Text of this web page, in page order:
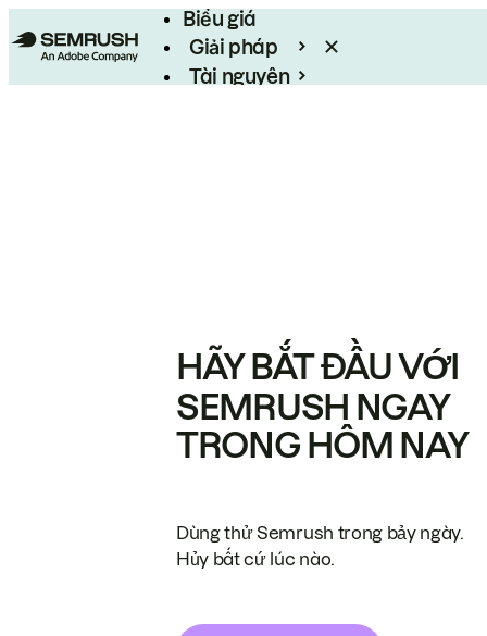
Biểu giá
Giải pháp
Tài nguyên
HÃY BẮT ĐẦU VỚI
SEMRUSH NGAY
TRONG HÔM NAY
Dùng thử Semrush trong bảy ngày.
Hủy bất cứ lúc nào.